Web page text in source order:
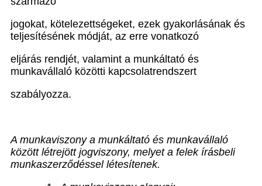
jogokat, kötelezettségeket, ezek gyakorlásának és
teljesítésének módját, az erre vonatkozó
eljárás rendjét, valamint a munkáltató és
munkavállaló közötti kapcsolatrendszert
szabályozza.
A munkaviszony a munkáltató és munkavállaló
között létrejött jogviszony, melyet a felek írásbeli
munkaszerződéssel létesítenek.